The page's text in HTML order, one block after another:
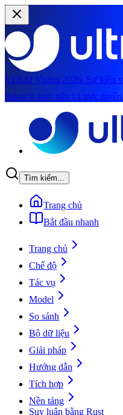
YOLO Vision 2026: Sự kiện
tháng 9, trực tiếp và trực tuyến.
Tìm kiếm...
Trang chủ
Bắt đầu nhanh
Trang chủ
Chế độ
Tác vụ
Model
So sánh
Bộ dữ liệu
Giải pháp
Hướng dẫn
Tích hợp
Nền tảng
Suy luận bằng Rust